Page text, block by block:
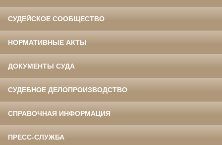
СУДЕЙСКОЕ СООБЩЕСТВО
НОРМАТИВНЫЕ АКТЫ
ДОКУМЕНТЫ СУДА
СУДЕБНОЕ ДЕЛОПРОИЗВОДСТВО
СПРАВОЧНАЯ ИНФОРМАЦИЯ
ПРЕСС-СЛУЖБА